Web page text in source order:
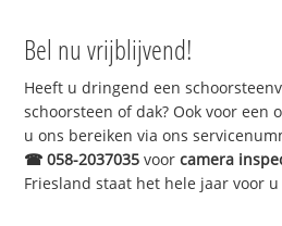
Bel nu vrijblijvend!
Heeft u dringend een
schoorsteen of dak? Ook voor een
u ons bereiken via ons
☎058-2037035 voorcamera
Friesland staat het hele jaar voor u